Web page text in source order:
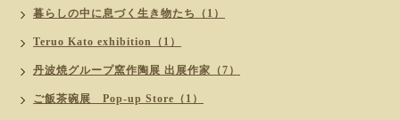
暮らしの中に息づく生き物たち（1）
Teruo Kato exhibition（1）
丹波焼グループ窯作陶展 出展作家（7）
ご飯茶碗展 Pop-up Store（1）